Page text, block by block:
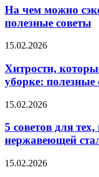
На чем можно
полезные советы
15.02.2026
Хитрости,
уборке: полезные
15.02.2026
5 советов для
нержавеющей
15.02.2026